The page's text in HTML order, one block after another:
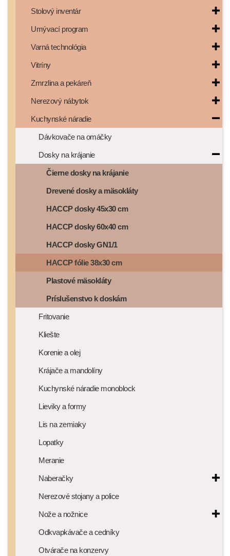
Stolový inventár
Umývací program
Varná technológia
Vitríny
Zmrzlina a pekáreň
Nerezový nábytok
Kuchynské náradie
Dávkovače na omáčky
Dosky na krájanie
Čierne dosky na krájanie
Drevené dosky a mäsokláty
HACCP dosky 45x30 cm
HACCP dosky 60x40 cm
HACCP dosky GN1/1
HACCP fólie 38x30 cm
Plastové mäsokláty
Príslušenstvo k doskám
Fritovanie
Kliešte
Korenie a olej
Krájače a mandolíny
Kuchynské náradie monoblock
Lieviky a formy
Lis na zemiaky
Lopatky
Meranie
Naberačky
Nerezové stojany a police
Nože a nožnice
Odkvapkávače a cedníky
Otvárače na konzervy